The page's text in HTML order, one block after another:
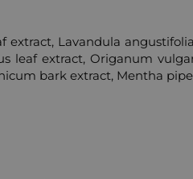
Lavandula
leaf extract, Origanum
bark extract, Mentha